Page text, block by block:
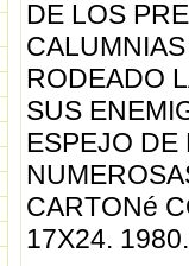
DE LOS
RODEADO
SUS
ESPEJO DE
CARTONé
17X24.